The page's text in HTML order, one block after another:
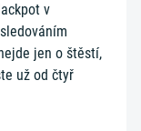
v
jen o štěstí,
už od čtyř